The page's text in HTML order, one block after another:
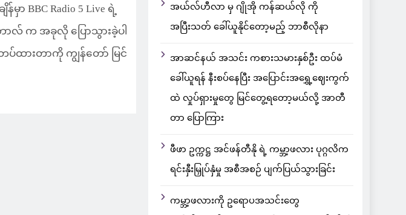
ာ BBC Radio 5 Live ရဲ့
လ် က အခုလို ပြောသွားခဲ့ပါ
ပ်ထားတာကို ကျွန်တော် မြင်
အယ်လ်ဟီလာ မှ ဂျိုအို ကန်ဆယ်လို ကို
အပြီးသတ် ခေါ်ယူနိုင်တော့မည့် ဘာစီလိုနာ
အာဆင်နယ် အသင်း ကစားသမားနှစ်ဦး ထပ်မံ
ခေါ်ယူရန် နီးစပ်နေပြီး အပြောင်းအရွှေ့ဈေးကွက်
ထဲ လှုပ်ရှားမှုတွေ မြင်တွေ့ရတော့မယ်လို့ အာတီ
တာ ပြောကြား
ဖီဖာ ဥက္ကဋ္ဌ အင်ဖန်တီနို ရဲ့ ကမ္ဘာ့ဖလား ပုဂ္ဂလိက
ရင်းနှီးမြှုပ်နှံမှု အစီအစဉ် ပျက်ပြယ်သွားခြင်း
ကမ္ဘာ့ဖလားကို ဥရောပအသင်းတွေ